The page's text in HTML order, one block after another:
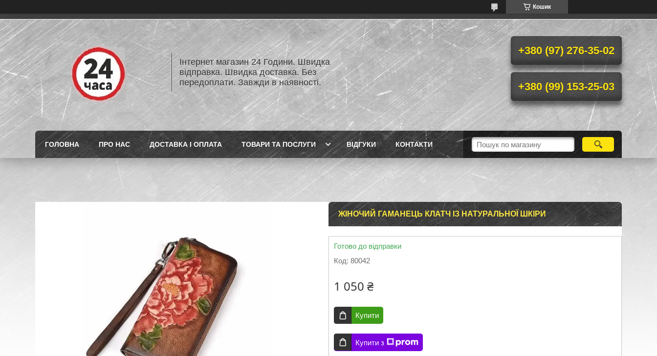
Кошик
Інтернет магазин 24 Години. Швидка
відправка. Швидка доставка. Без
передоплати. Завжди в наявності.
+380 (97) 276-35-02
+380 (99) 153-25-03
ГОЛОВНА ПРО НАС ДОСТАВКА І ОПЛАТА ТОВАРИ ТА ПОСЛУГИ ВІДГУКИ КОНТАКТИ
ЖІНОЧИЙ ГАМАНЕЦЬ КЛАТЧ ІЗ НАТУРАЛЬНОЇ ШКІРИ
Готово до відправки
Код: 80042
1 050 ₴
Купити
Купити з